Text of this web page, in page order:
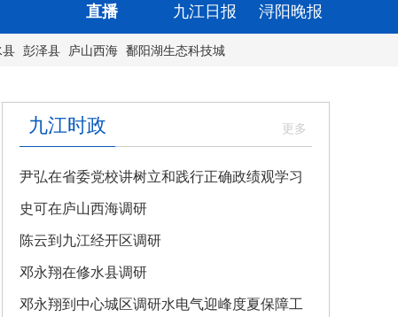
直播 九江日报 浔阳晚报
县 彭泽县 庐山西海 鄱阳湖生态科技城
九江时政
尹弘在省委党校讲树立和践行正确政绩观学习
教育专题党课
史可在庐山西海调研
陈云到九江经开区调研
邓永翔在修水县调研
邓永翔到中心城区调研水电气迎峰度夏保障工